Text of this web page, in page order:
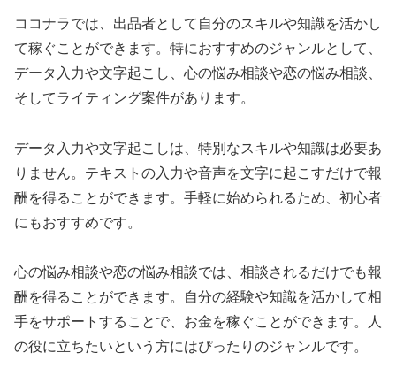
ココナラでは、出品者として自分のスキルや知識を活かし
て稼ぐことができます。特におすすめのジャンルとして、
データ入力や文字起こし、心の悩み相談や恋の悩み相談、
そしてライティング案件があります。
データ入力や文字起こしは、特別なスキルや知識は必要あ
りません。テキストの入力や音声を文字に起こすだけで報
酬を得ることができます。手軽に始められるため、初心者
にもおすすめです。
心の悩み相談や恋の悩み相談では、相談されるだけでも報
酬を得ることができます。自分の経験や知識を活かして相
手をサポートすることで、お金を稼ぐことができます。人
の役に立ちたいという方にはぴったりのジャンルです。